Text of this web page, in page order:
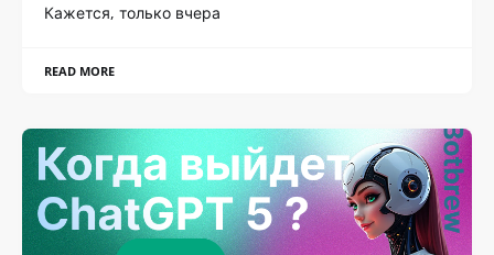
Кажется, только вчера
READ MORE